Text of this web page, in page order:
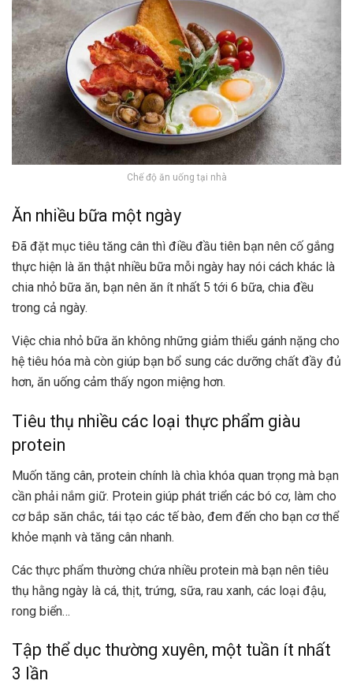
Chế độ ăn uống tại nhà
Ăn nhiều bữa một ngày
Đã đặt mục tiêu tăng cân thì điều đầu tiên bạn nên cố gắng
thực hiện là ăn thật nhiều bữa mỗi ngày hay nói cách khác là
chia nhỏ bữa ăn, bạn nên ăn ít nhất 5 tới 6 bữa, chia đều
trong cả ngày.
Việc chia nhỏ bữa ăn không những giảm thiểu gánh nặng cho
hệ tiêu hóa mà còn giúp bạn bổ sung các dưỡng chất đầy đủ
hơn, ăn uống cảm thấy ngon miệng hơn.
Tiêu thụ nhiều các loại thực phẩm giàu
protein
Muốn tăng cân, protein chính là chìa khóa quan trọng mà bạn
cần phải nắm giữ. Protein giúp phát triển các bó cơ, làm cho
cơ bắp săn chắc, tái tạo các tế bào, đem đến cho bạn cơ thể
khỏe mạnh và tăng cân nhanh.
Các thực phẩm thường chứa nhiều protein mà bạn nên tiêu
thụ hằng ngày là cá, thịt, trứng, sữa, rau xanh, các loại đậu,
rong biển…
Tập thể dục thường xuyên, một tuần ít nhất
3 lần